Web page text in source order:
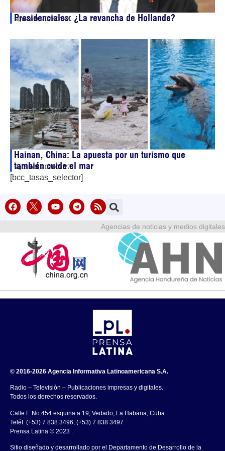
Presidenciales: ¿La revancha de Hollande?
agosto 9, 202604:44
Hainan, China: La apuesta por un turismo que
también cuide el mar
agosto 9, 202603:27
[bcc_tasas_selector]
Agencias de noticias y medios digitales
© 2016-2026 Agencia Informativa Latinoamericana S.A.
Radio – Televisión – Publicaciones impresas y digitales.
Todos los derechos reservados.
Calle E No.454 esquina a 19, Vedado, La Habana, Cuba.
Teléf: (+53) 7 838 3496, (+53) 7 838 3497
Prensa Latina © 2023 .
Sitio diseñado y desarrollado por el Departamento de Desarrollo de la